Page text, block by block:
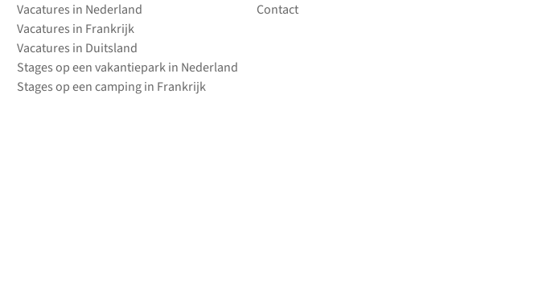
Vacatures in Nederland
Vacatures in Frankrijk
Vacatures in Duitsland
Stages op een vakantiepark in Nederland
Stages op een camping in Frankrijk
Contact